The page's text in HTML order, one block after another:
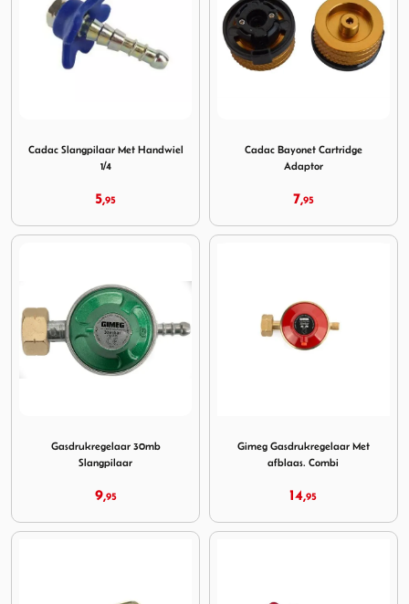
Cadac Slangpilaar Met Handwiel
1/4
5,95
Cadac Bayonet Cartridge
Adaptor
7,95
Gasdrukregelaar 30mb
Slangpilaar
9,95
Gimeg Gasdrukregelaar Met
afblaas. Combi
14,95